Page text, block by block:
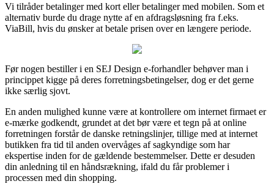
Vi tilråder betalinger med kort eller betalinger med mobilen. Som et
alternativ burde du drage nytte af en afdragsløsning fra f.eks.
ViaBill, hvis du ønsker at betale prisen over en længere periode.
Før nogen bestiller i en SEJ Design e-forhandler behøver man i
princippet kigge på deres forretningsbetingelser, dog er det gerne
ikke særlig sjovt.
En anden mulighed kunne være at kontrollere om internet firmaet er
e-mærke godkendt, grundet at det bør være et tegn på at online
forretningen forstår de danske retningslinjer, tillige med at internet
butikken fra tid til anden overvåges af sagkyndige som har
ekspertise inden for de gældende bestemmelser. Dette er desuden
din anledning til en håndsrækning, ifald du får problemer i
processen med din shopping.